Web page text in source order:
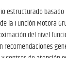
estructurado basado
la Función Motora
del nivel
recomendaciones